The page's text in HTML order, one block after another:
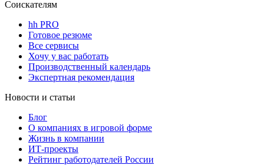
Соискателям
hh PRO
Готовое резюме
Все сервисы
Хочу у вас работать
Производственный календарь
Экспертная рекомендация
Новости и статьи
Блог
О компаниях в игровой форме
Жизнь в компании
ИТ-проекты
Рейтинг работодателей России